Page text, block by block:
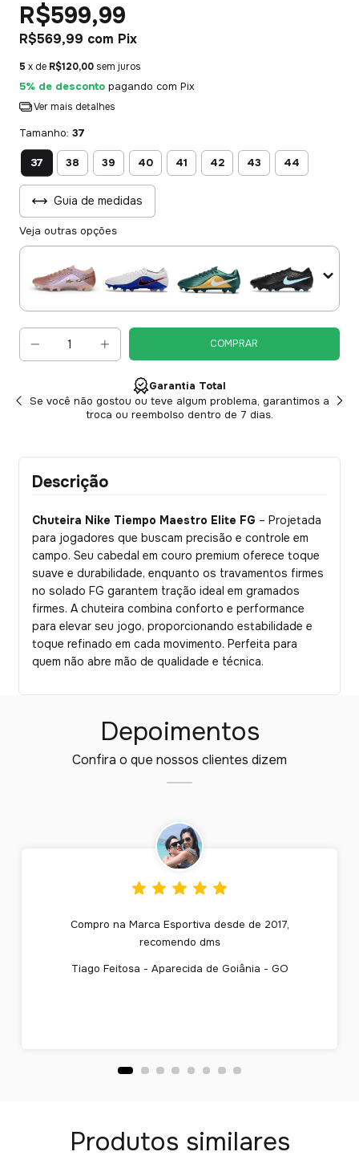
R$599,99
R$569,99 com Pix
5 x de R$120,00 sem juros
5% de desconto pagando com Pix
Ver mais detalhes
Tamanho: 37
37 38 39 40 41 42 43 44
Guia de medidas
Veja outras opções
Garantia Total
Se você não gostou ou teve algum problema, garantimos a
troca ou reembolso dentro de 7 dias.
Descrição
Chuteira Nike Tiempo Maestro Elite FG – Projetada
para jogadores que buscam precisão e controle em
campo. Seu cabedal em couro premium oferece toque
suave e durabilidade, enquanto os travamentos firmes
no solado FG garantem tração ideal em gramados
firmes. A chuteira combina conforto e performance
para elevar seu jogo, proporcionando estabilidade e
toque refinado em cada movimento. Perfeita para
quem não abre mão de qualidade e técnica.
Depoimentos
Confira o que nossos clientes dizem
Compro na Marca Esportiva desde de 2017,
recomendo dms
Tiago Feitosa - Aparecida de Goiânia - GO
Produtos similares